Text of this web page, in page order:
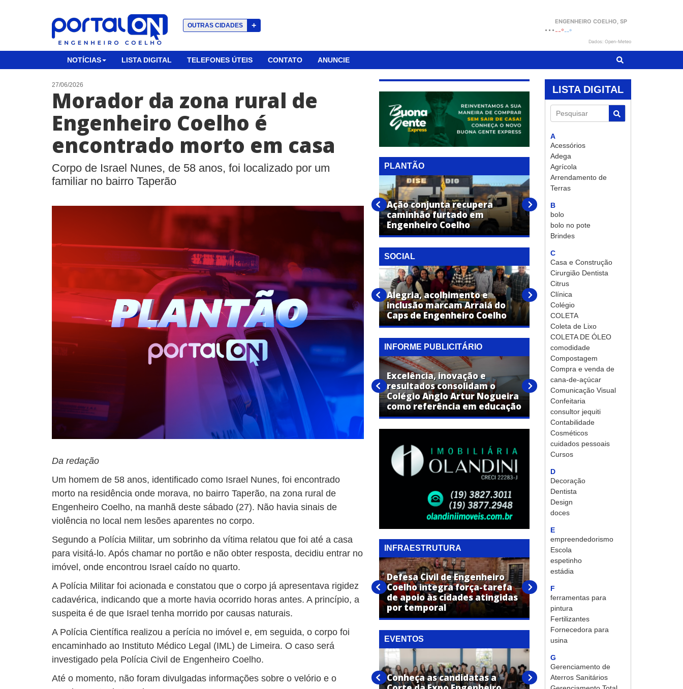
OUTRAS CIDADES + ...ENGENHEIRO COELHO , SP
--°--°
Dados: Open-Meteo
NOTÍCIAS LISTA DIGITAL TELEFONES ÚTEIS CONTATO ANUNCIE
27/06/2026
Morador da zona rural de
Engenheiro Coelho é
encontrado morto em casa
Corpo de Israel Nunes, de 58 anos, foi localizado por um
familiar no bairro Taperão
Da redação
Um homem de 58 anos, identificado como Israel Nunes, foi encontrado
morto na residência onde morava, no bairro Taperão, na zona rural de
Engenheiro Coelho, na manhã deste sábado (27). Não havia sinais de
violência no local nem lesões aparentes no corpo.
Segundo a Polícia Militar, um sobrinho da vítima relatou que foi até a casa
para visitá-lo. Após chamar no portão e não obter resposta, decidiu entrar no
imóvel, onde encontrou Israel caído no quarto.
A Polícia Militar foi acionada e constatou que o corpo já apresentava rigidez
cadavérica, indicando que a morte havia ocorrido horas antes. A princípio, a
suspeita é de que Israel tenha morrido por causas naturais.
A Polícia Científica realizou a perícia no imóvel e, em seguida, o corpo foi
encaminhado ao Instituto Médico Legal (IML) de Limeira. O caso será
investigado pela Polícia Civil de Engenheiro Coelho.
Até o momento, não foram divulgadas informações sobre o velório e o
LISTA DIGITAL
Pesquisar
A
Acessórios
Adega
Agrícola
Arrendamento de
Terras
B
bolo
bolo no pote
Brindes
C
Casa e Construção
Cirurgião Dentista
Citrus
Clínica
Colégio
COLETA
Coleta de Lixo
COLETA DE ÓLEO
comodidade
Compostagem
Compra e venda de
cana-de-açúcar
Comunicação Visual
Confeitaria
consultor jequiti
Contabilidade
Cosméticos
cuidados pessoais
Cursos
D
Decoração
Dentista
Design
doces
E
empreendedorismo
Escola
espetinho
estádia
F
ferramentas para
pintura
Fertilizantes
Fornecedora para
usina
G
Gerenciamento de
Aterros Sanitários
PLANTÃO
Mulher com mandado de
prisão é capturada em
Ação conjunta recupera
caminhão furtado em
Engenheiro Coelho
Homem é preso em flagrante
por furto de veículo em
Engenheiro Coelho
SOCIAL
Câmara de Engenheiro Coelho
sedia Conferência dos
Direitos da Criança e do
Adolescente
Alegria, acolhimento e
inclusão marcam Arraiá do
Caps de Engenheiro Coelho
Campanha do agasalho entra
na fase de distribuição em
Engenheiro Coelho
INFORME PUBLICITÁRIO
SUCESSO: Tradicional Festa
Junina do Colégio Anglo foi
realizada no último sábado
(20) em Artur Nogueira
Excelência, inovação e
resultados consolidam o
Colégio Anglo Artur Nogueira
como referência em educação
Vestibular de Medicina da
UniFAJ abre inscrições para
nova turma com início em
2027
INFRAESTRUTURA
Operação Tapa-Buraco é
intensificada em Engenheiro
Defesa Civil de Engenheiro
Coelho integra força-tarefa
de apoio às cidades atingidas
por temporal
Campo de Malha de
Engenheiro Coelho será
revitalizado
EVENTOS
Expo Artur confirma shows de
Conheça as candidatas a
Doze candidatas são
definidas e disputarão a